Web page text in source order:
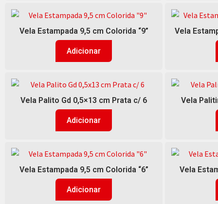
Vela Estampada 9,5 cm Colorida “9”
Adicionar
Vela
Vela Palito Gd 0,5×13 cm Prata c/ 6
Adicionar
Vela
Vela Estampada 9,5 cm Colorida “6”
Adicionar
Vela